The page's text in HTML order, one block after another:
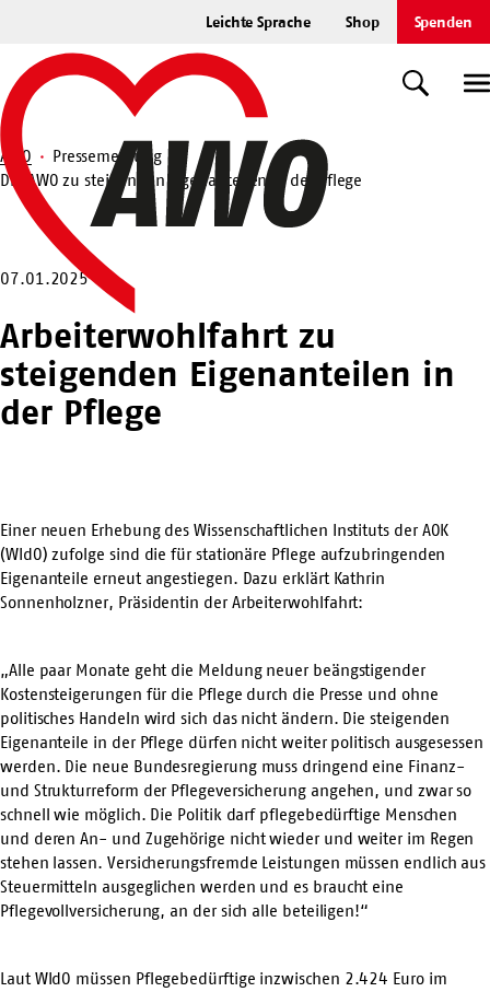
springen
Leichte Sprache Shop Spenden
Startseite
Suche
Suche
AWO
Pressemeldung
Die AWO zu steigenden Eigenanteilen in der Pflege
07.01.2025
Arbeiterwohlfahrt zu
steigenden Eigenanteilen in
der Pflege
Einer neuen Erhebung des Wissenschaftlichen Instituts der AOK
(WIdO) zufolge sind die für stationäre Pflege aufzubringenden
Eigenanteile erneut angestiegen. Dazu erklärt Kathrin
Sonnenholzner, Präsidentin der Arbeiterwohlfahrt:
„Alle paar Monate geht die Meldung neuer beängstigender
Kostensteigerungen für die Pflege durch die Presse und ohne
politisches Handeln wird sich das nicht ändern. Die steigenden
Eigenanteile in der Pflege dürfen nicht weiter politisch ausgesessen
werden. Die neue Bundesregierung muss dringend eine Finanz-
und Strukturreform der Pflegeversicherung angehen, und zwar so
schnell wie möglich. Die Politik darf pflegebedürftige Menschen
und deren An- und Zugehörige nicht wieder und weiter im Regen
stehen lassen. Versicherungsfremde Leistungen müssen endlich aus
Steuermitteln ausgeglichen werden und es braucht eine
Pflegevollversicherung, an der sich alle beteiligen!“
Laut WIdO müssen Pflegebedürftige inzwischen 2.424 Euro im